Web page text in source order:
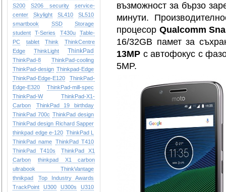
S200
S206 security
service-
center
Skylight SL410
SL510
smartbook
SSD
Storage
student
T-Series T430u
Table-
PC
tablet Think
ThinkCentre
Edge
ThinkLight ThinkPad
ThinkPad-8
ThinkPad-cooling
ThinkPad-design Thinkpad-Edge
ThinkPad-Edge-E120
ThinkPad-
Edge-E320
ThinkPad-mill-spec
ThinkPad-W
ThinkPad-X1-
Carbon
ThinkPad 19 birthday
ThinkPad 700c ThinkPad design
ThinkPad design Richard Sapper
thinkpad edge e-120 ThinkPad L
ThinkPad name ThinkPad T410
ThinkPad T410s
ThinkPad X1
Carbon
thinkpad X1 carbon
ultrabook
ThinkVantage
thnikpad
Top Industry Awards
TrackPoint
U300 U300s
U310
възможност за бързо
минути.
процесор Qualcomm
16/32GB памет за
13MP с автофокус с
5MP.